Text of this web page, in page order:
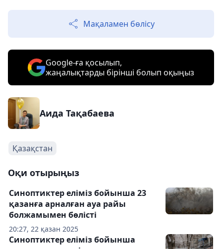
Мақаламен бөлісу
Google-ға қосылып,
жаңалықтарды бірінші болып оқыңыз
Аида Тақабаева
Қазақстан
Оқи отырыңыз
20:27, 22 қазан 2025
Синоптиктер еліміз бойынша 23
қазанға арналған ауа райы
болжамымен бөлісті
Синоптиктер еліміз бойынша